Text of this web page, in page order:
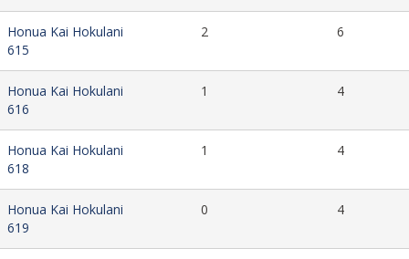
Honua Kai Hokulani
615
2 6
Honua Kai Hokulani
616
1 4
Honua Kai Hokulani
618
1 4
Honua Kai Hokulani
619
0 4